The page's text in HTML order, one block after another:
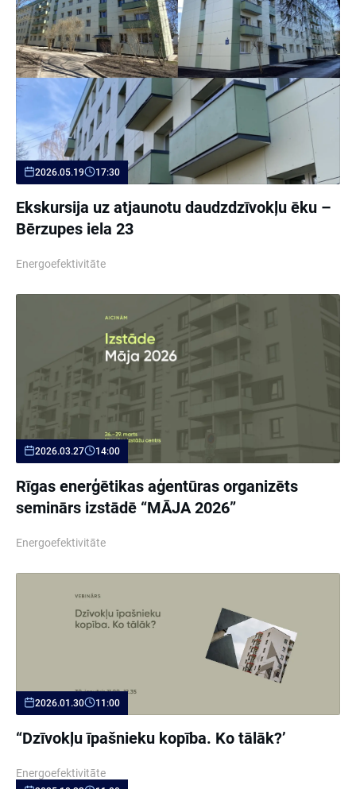
2026.05.19 17:30
Ekskursija uz atjaunotu daudzdzīvokļu ēku –
Bērzupes iela 23
Energoefektivitāte
2026.03.27 14:00
Rīgas enerģētikas aģentūras organizēts
seminārs izstādē “MĀJA 2026”
Energoefektivitāte
2026.01.30 11:00
“Dzīvokļu īpašnieku kopība. Ko tālāk?’
Energoefektivitāte